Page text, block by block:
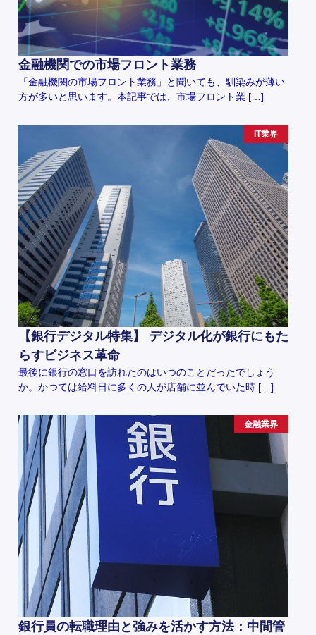
金融機関での市場フロント業務
「金融機関の市場フロント業務」と聞いても、馴染みが薄い
方が多いと思います。本記事では、市場フロント業 […]
IT業界
【銀行デジタル特集】 デジタル化が銀行にもた
らすビジネス革命
最後に銀行の窓口を訪れたのはいつのことだったでしょう
か。かつては給料日に多くの人が店舗に並んでいた時 […]
金融業界
銀行員の転職理由と強みを活かす方法：中間管